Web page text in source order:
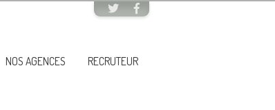
NOS AGENCES RECRUTEUR